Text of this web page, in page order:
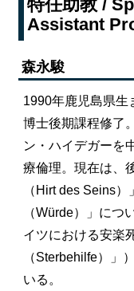
特任助教 /
Assistant
森永駿
1990年鹿児島県生
博士後期課程修了
ン・ハイデガーを
療倫理。現在は、
（Hirt des Seins
（Würde）」につ
イツにおける安楽
（Sterbehilfe）」
いる。